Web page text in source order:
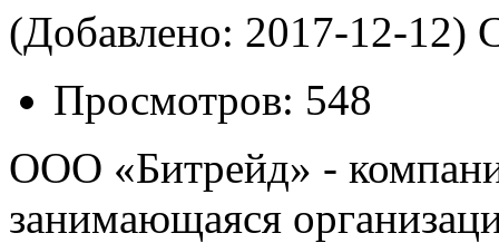
(Добавлено: 2017-12-12)
Просмотров: 548
ООО «Битрейд» -
занимающаяся